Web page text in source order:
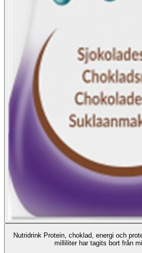
Nutridrink Protein, choklad, energi och
milliliter har tagits bort från